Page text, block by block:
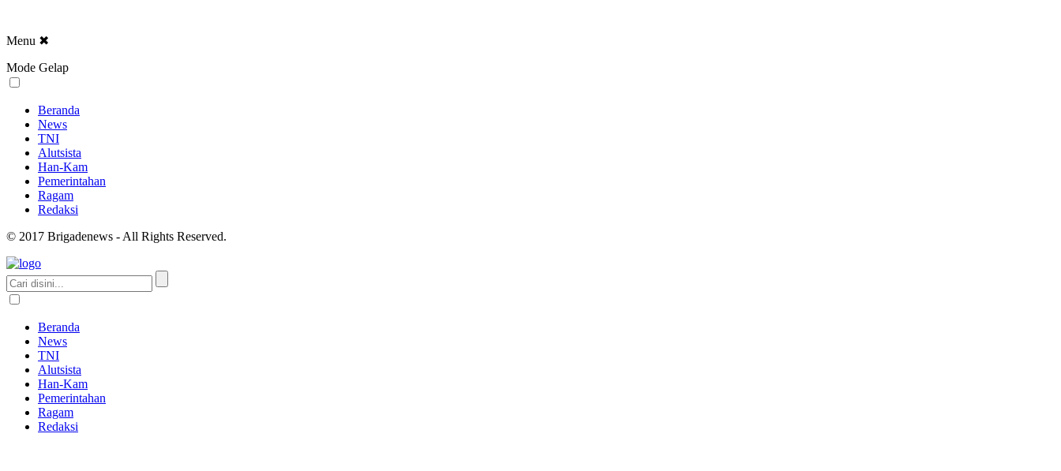
Menu ✖
Mode Gelap
Beranda
News
TNI
Alutsista
Han-Kam
Pemerintahan
Ragam
Redaksi
© 2017 Brigadenews - All Rights Reserved.
Beranda
News
TNI
Alutsista
Han-Kam
Pemerintahan
Ragam
Redaksi